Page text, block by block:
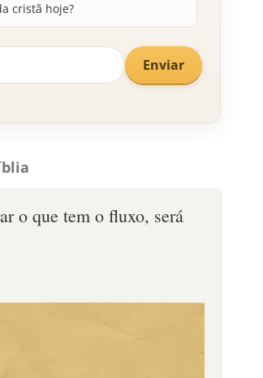
cristã hoje?
Enviar
o que tem o fluxo, será